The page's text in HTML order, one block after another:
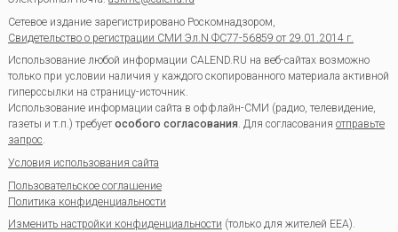
Сетевое издание зарегистрировано Роскомнадзором,
Свидетельство о регистрации СМИ Эл.N ФС77-56859 от 29.01.2014 г.
Использование любой информации CALEND.RU на веб-сайтах возможно
только при условии наличия у каждого скопированного материала активной
гиперссылки на страницу-источник.
Использование информации сайта в оффлайн-СМИ (радио, телевидение,
газеты и т.п.) требуетособого согласования. Для согласования отправьте
запрос.
Условия использования сайта
Пользовательское соглашение
Политика конфиденциальности
Изменить настройки конфиденциальности (только для жителей EEA).